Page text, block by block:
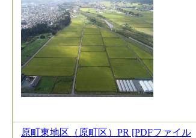
原町東地区（原町区）PR [PDFファイル